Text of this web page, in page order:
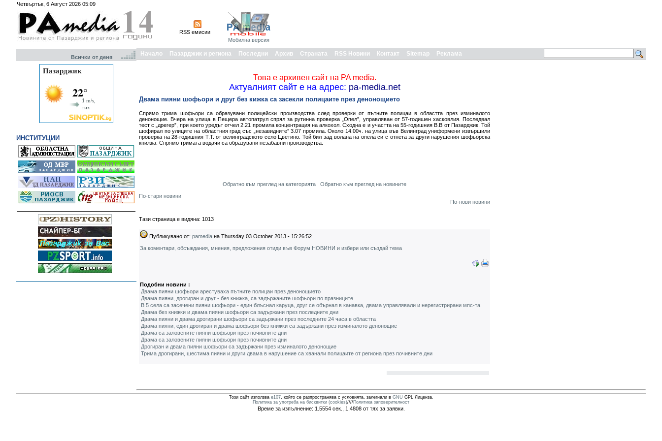
Четвъртък, 6 Август 2026 05:09
RSS емисии
Мобилна версия
Всички от деня
ИНСТИТУЦИИ
Начало Пазарджик и региона Последни Архив Страната RSS Новини Контакт Sitemap Реклама
Това е архивен сайт на PA media.
Актуалният сайт е на адрес: pa-media.net
Двама пияни шофьори и друг без кижка са засекли полицаите през денонощието
Спрямо трима шофьори са образувани полицейски производства след проверки от пътните полицаи в областта през изминалото
денонощие. Вчера на улица в Пещера автопатрул спрял за рутинна проверка „Опел”, управляван от 57-годишен хасковлия. Последвал
тест с „дрегер”, при което уредът отчел 2.21 промила концентрация на алкохол. Сходна е и участта на 55-годишния В.В от Пазарджик. Той
шофирал по улиците на областния град със „незавидните” 3.07 промила. Около 14.00ч. на улица във Велинград униформени извършили
проверка на 28-годишния Т.Т. от велинградското село Цветино. Той бил зад волана на опела си с отнета за други нарушения шофьорска
книжка. Спрямо тримата водачи са образувани незабавни производства.
Обратно към преглед на категорията
Обратно към преглед на новините
По-стари новини
По-нови новини
Тази страница е видяна: 1013
Публикувано от: pamedia на Thursday 03 October 2013 - 15:26:52
За коментари, обсъждания, мнения, предложения отиди във Форум НОВИНИ и избери или създай тема
Подобни новини :
Двама пияни шофьори арестуваха пътните полицаи през денонощието
Двама пияни, дрогиран и друг - без книжка, са задържаните шофьори по празниците
В 5 села са засечени пияни шофьори - един блъснал каруца, друг се обърнал в канавка, двама управлявали и нерегистрирани мпс-та
Двама без книжки и двама пияни шофьори са задържани през последните дни
Двама пияни и двама дрогирани шофьори са задържани през последните 24 часа в областта
Двама пияни, един дрогиран и двама шофьори без книжки са задържани през изминалото денонощие
Двама са заловените пияни шофьори през почивните дни
Двама са заловените пияни шофьори през почивните дни
Дрогиран и двама пияни шофьори са задържани през изминалото денонощие
Трима дрогирани, шестима пияни и други двама в нарушение са хванали полицаите от региона през почивните дни
Този сайт използва e107, който се разпространява с условията, залегнали в GNU GPL Лиценза.
Политика за употреба на бисквитки (cookies)////Политика заповерителност
Време за изпълнение: 1.5554 сек., 1.4808 от тях за заявки.